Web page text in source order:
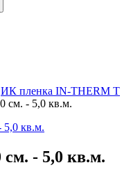
ИК пленка IN-THERM T
см. - 5,0 кв.м.
- 5,0 кв.м.